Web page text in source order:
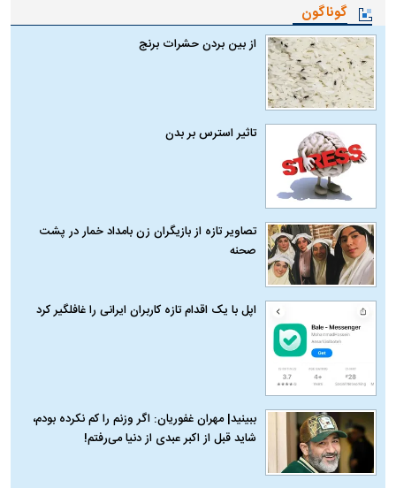
گوناگون
از بین بردن حشرات برنج
تاثیر استرس بر بدن
تصاویر تازه از بازیگران زن بامداد خمار در پشت
صحنه
اپل با یک اقدام تازه کاربران ایرانی را غافلگیر کرد
ببینید| مهران غفوریان: اگر وزنم را کم نکرده بودم،
شاید قبل از اکبر عبدی از دنیا می‌رفتم!